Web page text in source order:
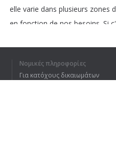
elle varie dans plusieurs zones
en fonction de nos besoins Si
cerveau fait varier la
Νομικές πληροφορίες
Για κατόχους δικαιωμάτων